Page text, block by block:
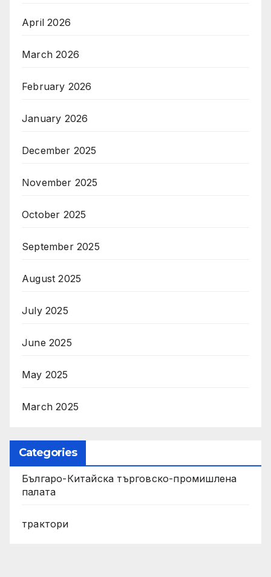
April 2026
March 2026
February 2026
January 2026
December 2025
November 2025
October 2025
September 2025
August 2025
July 2025
June 2025
May 2025
March 2025
Categories
Българо-Китайска търговско-промишлена
палата
трактори